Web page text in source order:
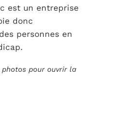
est un entreprise
donc
personnes en
pour ouvrir la